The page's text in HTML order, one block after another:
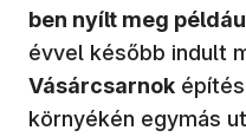
ben nyílt meg
évvel később indult
Vásárcsarnok
környékén egymás